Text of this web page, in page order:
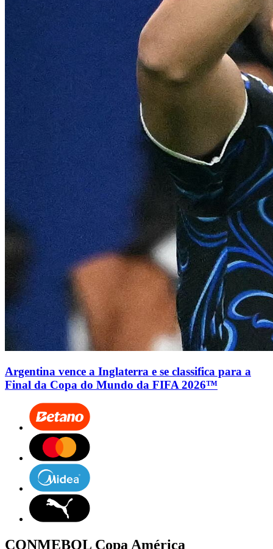
Argentina vence a Inglaterra e se classifica para a
Final da Copa do Mundo da FIFA 2026™
CONMEBOL Copa América